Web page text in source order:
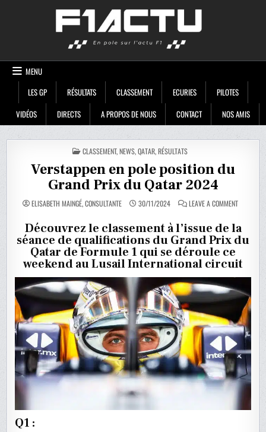
MENU
LES GP
RÉSULTATS CLASSEMENT ECURIES
PILOTES
VIDÉOS
DIRECTS A PROPOS DE NOUS CONTACT NOS AMIS
POSTED
IN
CLASSEMENT,NEWS,QATAR,RÉSULTATS
Verstappen en pole position du
Grand Prix du Qatar 2024
ELISABETH MAINGÉ, CONSULTANTE 30/11/2024 LEAVE A COMMENTON
POLE
POSITION
DU
GRAND
DU
QATAR
Découvrez le classement à l’issue de la
séance de qualifications du Grand Prix du
Qatar de Formule 1 qui se déroule ce
weekend au Lusail International circuit
Q1 :